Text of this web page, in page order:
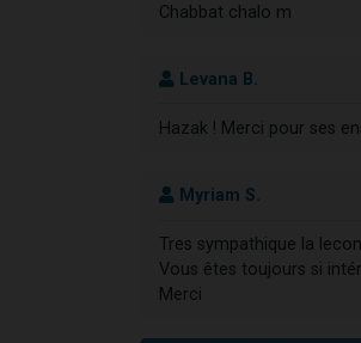
Chabbat chalo m
Levana B.
Hazak ! Merci pour ses
Myriam S.
Tres sympathique la
Vous êtes toujours si
Merci